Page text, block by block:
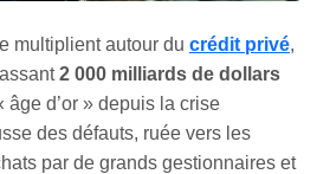
multiplient autour du crédit privé,
2 000 milliards de dollars
d’or » depuis la crise
des défauts, ruée vers les
par de grands gestionnaires et